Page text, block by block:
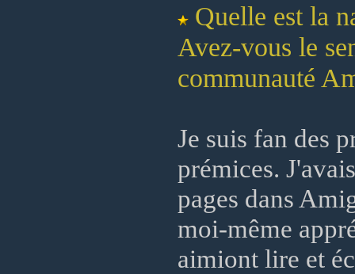
Quelle est la
Avez-vous le
communauté
Je suis fan des
prémices.
pages dans
moi-même
aimiont lire et